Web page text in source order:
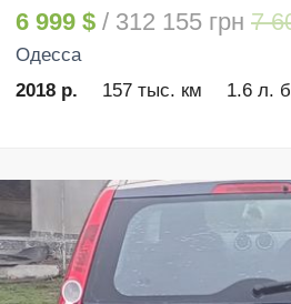
6 999 $ / 312 155 грн 7
Одесса
2018 р.
157 тыс. км 1.6 л.